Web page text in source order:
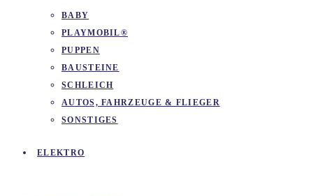
BABY
PLAYMOBIL®
PUPPEN
BAUSTEINE
SCHLEICH
AUTOS, FAHRZEUGE & FLIEGER
SONSTIGES
ELEKTRO